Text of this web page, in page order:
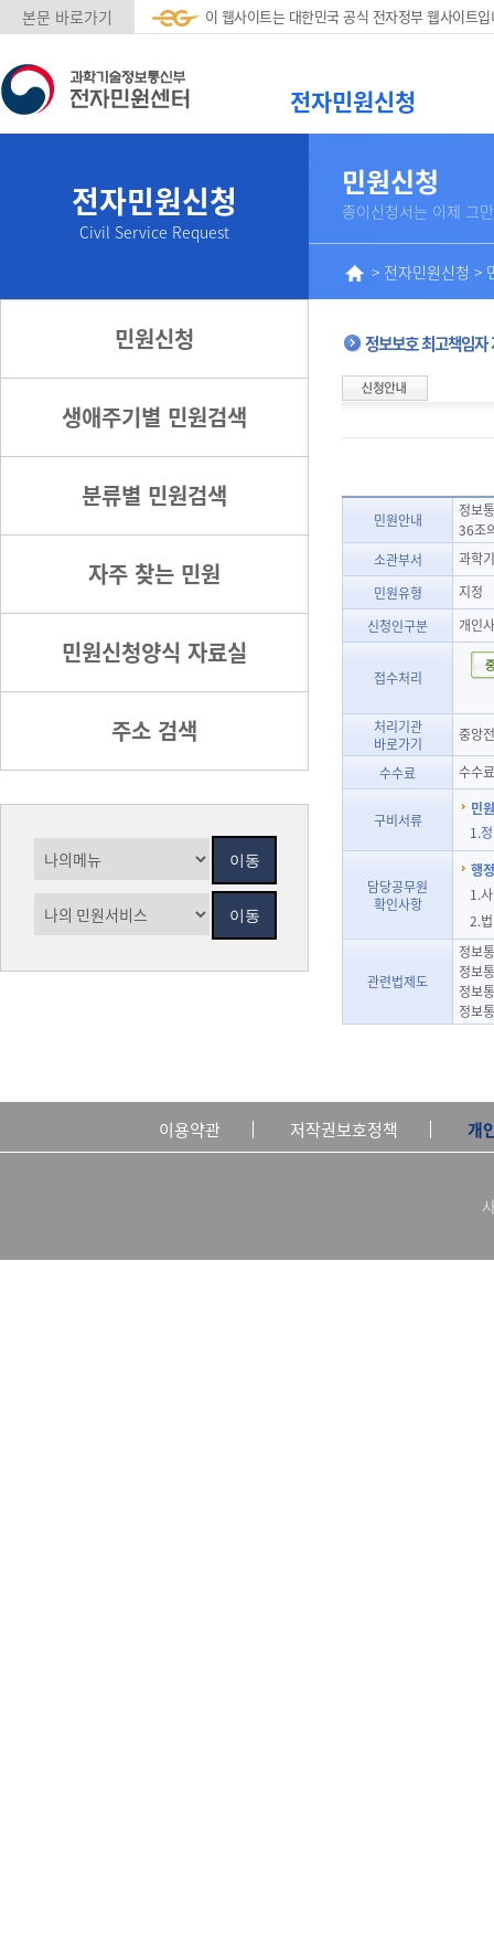
본문 바로가기 이 웹사이트는 대한민국 공식 전자정부 웹사이트
전자민원신청
전자민원신청
Civil Service Request
민원신청
생애주기별 민원검색
분류별 민원검색
자주 찾는 민원
민원신청양식 자료실
주소 검색
민원신청
종이신청서는 이제 그
> 전자민원신청 >
정보보호 최고책임자
민원안내
정보
36조
소관부서
과학
민원유형
지정
신청인구분
개인
접수처리
처리기관
바로가기
중앙
수수료 수수
구비서류
민
1.
담당공무원
확인사항
행
1.
2.
관련법제도
정보
정보
정보
정보
이용약관 저작권보호정책 개